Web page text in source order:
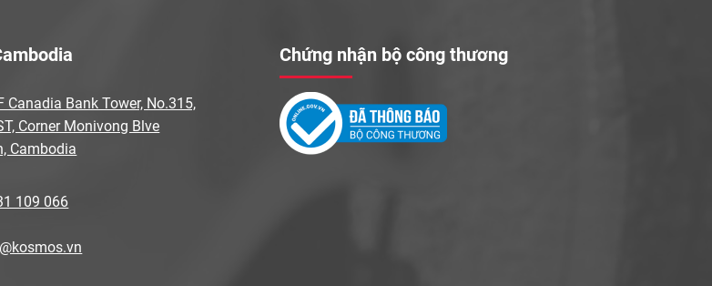
Canadia Bank Tower, No.315,
Corner Monivong Blve
Cambodia
109 066
Chứng nhận bộ công thương